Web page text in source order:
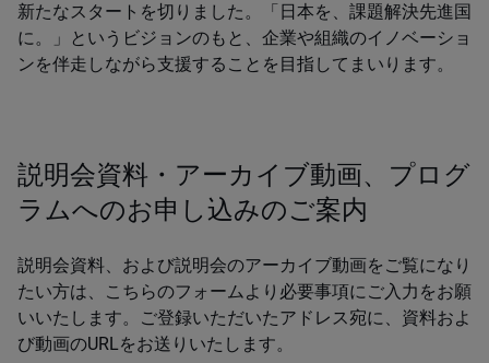
新たなスタートを切りました。「日本を、課題解決先進国
に。」というビジョンのもと、企業や組織のイノベーショ
ンを伴走しながら支援することを目指してまいります。
説明会資料・アーカイブ動画、プログ
ラムへのお申し込みのご案内
説明会資料、および説明会のアーカイブ動画をご覧になり
たい方は、こちらのフォームより必要事項にご入力をお願
いいたします。ご登録いただいたアドレス宛に、資料およ
び動画のURLをお送りいたします。